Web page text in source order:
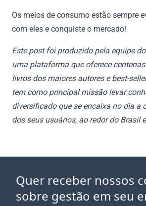
Os meios de consumo estão sempre
com eles e conquiste o mercado!
Este post foi produzido pela equipe do
uma plataforma que oferece
livros dos maiores autores e best-
tem como principal missão levar
diversificado que se encaixa no dia a
dos seus usuários, ao redor do Brasil
Quer receber nossos
sobre gestão em seu